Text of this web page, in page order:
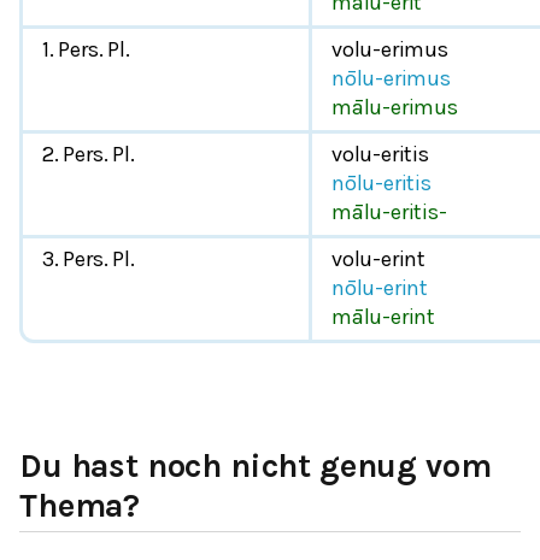
1. Pers. Pl.
volu-erimus
nōlu-erimus
mālu-erimus
2. Pers. Pl.
volu-eritis
nōlu-eritis
mālu-eritis-
3. Pers. Pl.
volu-erint
nōlu-erint
mālu-erint
Du hast noch nicht genug vom
Thema?